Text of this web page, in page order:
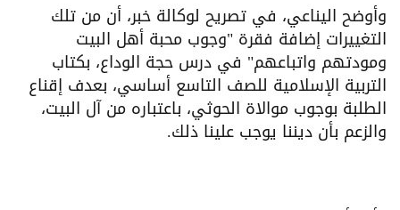
وأوضح اليناعي، في تصريح لوكالة خبر، أن من تلك
التغييرات إضافة فقرة "وجوب محبة أهل البيت
ومودتهم واتباعهم" في درس حجة الوداع، بكتاب
التربية الإسلامية للصف التاسع أساسي، بعدف إقناع
الطلبة بوجوب موالاة الحوثي، باعتباره من آل البيت،
والزعم بأن ديننا يوجب علينا ذلك.